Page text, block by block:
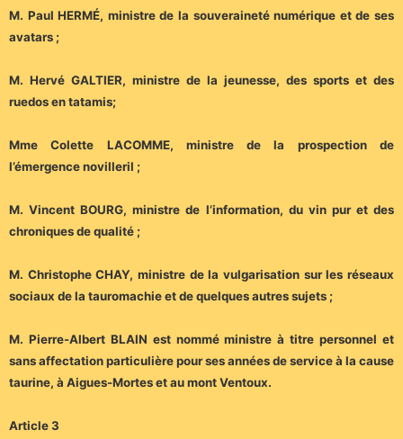
M. Paul HERMÉ, ministre de la souveraineté numérique et de ses
avatars ;
M. Hervé GALTIER, ministre de la jeunesse, des sports et des
ruedos en tatamis;
Mme Colette LACOMME, ministre de la prospection de
l’émergence novilleril ;
M. Vincent BOURG, ministre de l’information, du vin pur et des
chroniques de qualité ;
M. Christophe CHAY, ministre de la vulgarisation sur les réseaux
sociaux de la tauromachie et de quelques autres sujets ;
M. Pierre-Albert BLAIN est nommé ministre à titre personnel et
sans affectation particulière pour ses années de service à la cause
taurine, à Aigues-Mortes et au mont Ventoux.
Article 3